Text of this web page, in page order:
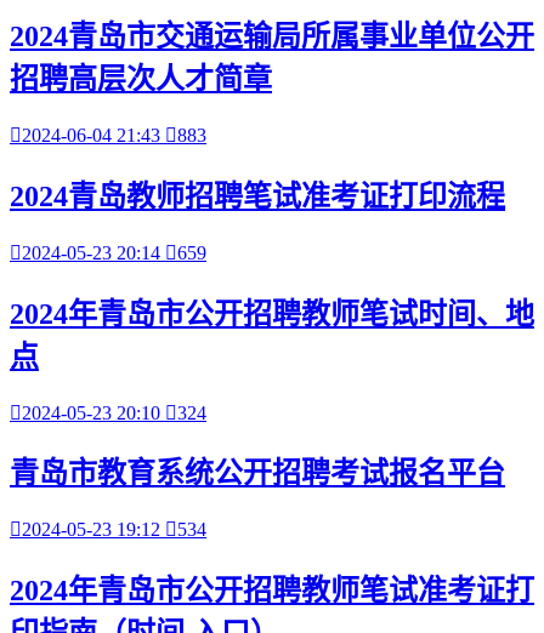
2024青岛市交通运输局所属事业单位公开
招聘高层次人才简章
2024-06-04 21:43 883
2024青岛教师招聘笔试准考证打印流程
2024-05-23 20:14 659
2024年青岛市公开招聘教师笔试时间、地
点
2024-05-23 20:10 324
青岛市教育系统公开招聘考试报名平台
2024-05-23 19:12 534
2024年青岛市公开招聘教师笔试准考证打